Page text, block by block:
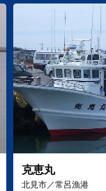
克恵丸
北見市／常呂漁港